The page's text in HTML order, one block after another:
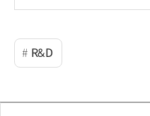
보
R&D